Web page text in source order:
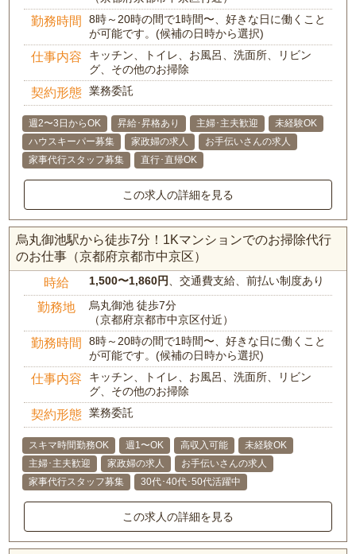
勤務時間
8時～20時の間で1時間〜、好きな日に働くこと
が可能です。(候補の日時から選択)
仕事内容
キッチン、トイレ、お風呂、洗面所、リビン
グ、その他のお掃除
契約形態 業務委託
週2〜3日からOK 昇給･昇格あり 主婦･主夫歓迎
未経験OK
ハウスキーパー募集
家政婦の求人
お手伝いさんの求人
家事代行スタッフ募集
直行･直帰OK
この求人の詳細を見る
烏丸御池駅から徒歩7分！1Kマンションでのお掃除代行
のお仕事（京都府京都市中京区）
時給 1,500〜1,860円、交通費支給、前払い制度あり
勤務地
烏丸御池 徒歩7分
（京都府京都市中京区付近）
勤務時間
8時～20時の間で1時間〜、好きな日に働くこと
が可能です。(候補の日時から選択)
仕事内容
キッチン、トイレ、お風呂、洗面所、リビン
グ、その他のお掃除
契約形態 業務委託
スキマ時間勤務OK 週1〜OK 高収入可能
未経験OK
主婦･主夫歓迎
家政婦の求人
お手伝いさんの求人
家事代行スタッフ募集
30代･40代･50代活躍中
この求人の詳細を見る